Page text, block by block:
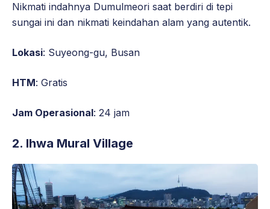
Nikmati indahnya Dumulmeori saat berdiri di tepi
sungai ini dan nikmati keindahan alam yang autentik.
Lokasi: Suyeong-gu, Busan
HTM: Gratis
Jam Operasional: 24 jam
2. Ihwa Mural Village